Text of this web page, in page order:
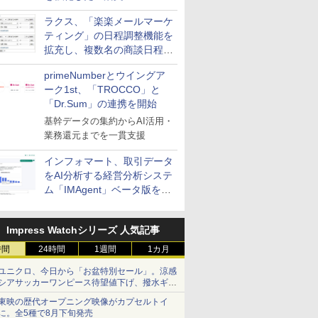
送信防止アドインサービス」
を提供
ラクス、「楽楽メールマーケ
ティング」の日程調整機能を
拡充し、複数名の商談日程調
整を効率化
primeNumberとウイングア
ーク1st、「TROCCO」と
「Dr.Sum」の連携を開始
基幹データの集約からAI活用・
業務還元までを一貫支援
インフォマート、取引データ
をAI分析する経営分析システ
ム「IMAgent」ベータ版を提
Impress Watchシリーズ 人気記事
24時間 1週間 1カ月
ニクロ、今日から「お盆特別セール」。涼感
アサッカーワンピース待望値下げ、撥水ギア
ョーツは1990円に
映の歴代オープニング映像がカプセルトイ
。全5種で8月下旬発売